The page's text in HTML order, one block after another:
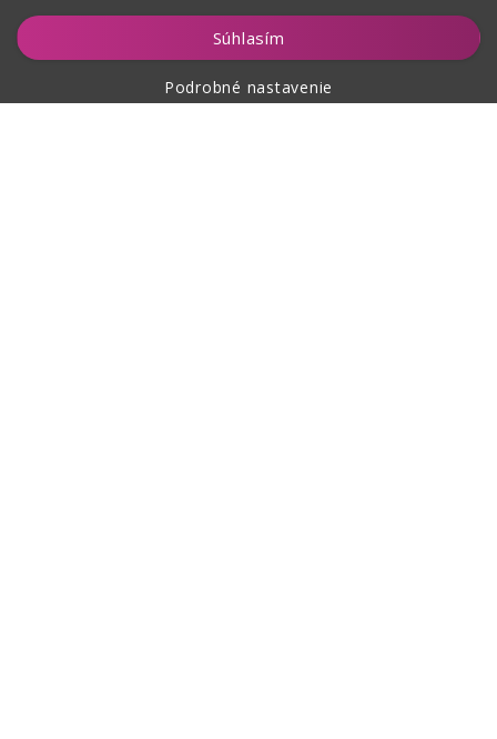
Súhlasím
Podrobné nastavenie
Vložiť do košíka